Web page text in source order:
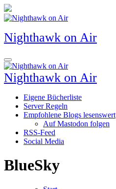
Zum
Inhalt
Nighthawk on Air
Nighthawk on Air
Eigene Bücherliste
Server Regeln
Empfohlene Blogs lesenswert
Auf Mastodon folgen
RSS-Feed
Social Media
BlueSky